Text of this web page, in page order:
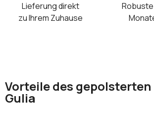
Lieferung direkt
zu Ihrem Zuhause
Vorteile des gepolsterten
Gulia